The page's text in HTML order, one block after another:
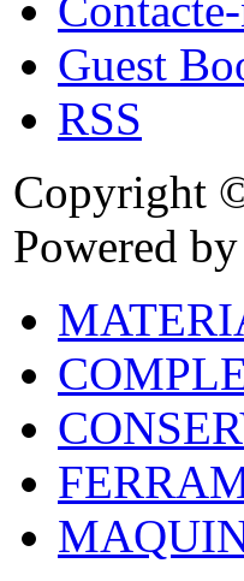
Guest
RSS
Copyright
Powered by